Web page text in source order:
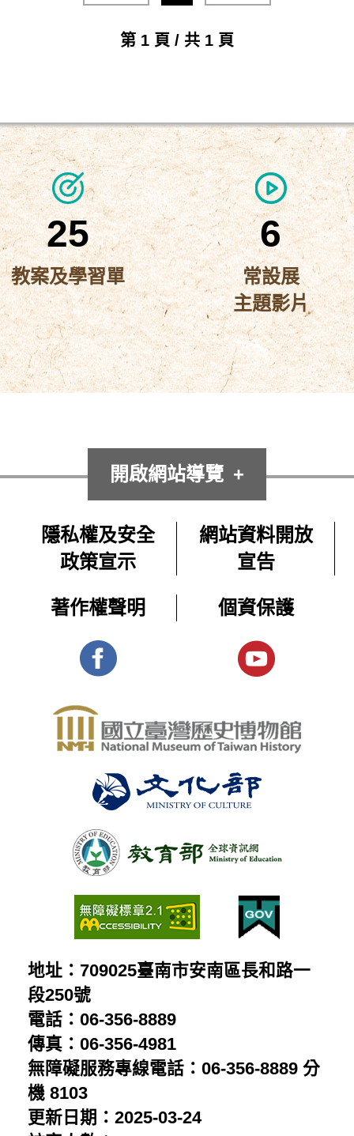
第 1 頁 / 共 1 頁
25
教案及學習單
6
常設展
主題影片
開啟網站導覽
隱私權及安全
政策宣示
網站資料開放
宣告
著作權聲明 個資保護
地址：709025臺南市安南區長和路一
段250號
電話：06-356-8889
傳真：06-356-4981
無障礙服務專線電話：06-356-8889 分
機 8103
更新日期：2025-03-24